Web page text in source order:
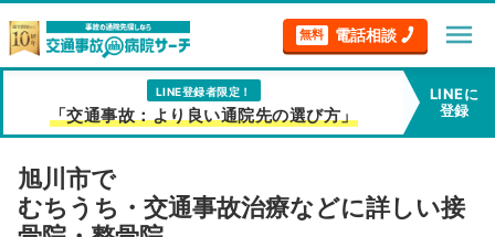
無料 電話相談 menu
LINE登録者限定！
「交通事故：より良い通院先の選び方」
LINEに
登録
旭川市で
むちうち・交通事故治療などに詳しい接